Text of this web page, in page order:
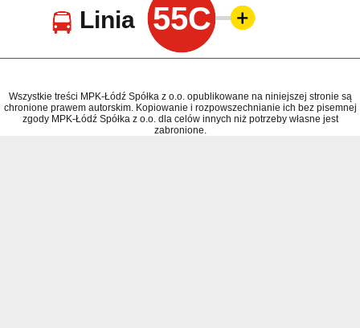
Linia 55C
Wszystkie treści MPK-Łódź Spółka z o.o. opublikowane na niniejszej stronie są
chronione prawem autorskim. Kopiowanie i rozpowszechnianie ich bez pisemnej
zgody MPK-Łódź Spółka z o.o. dla celów innych niż potrzeby własne jest
zabronione.